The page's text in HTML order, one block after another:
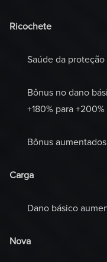
Ricochete
Saúde da
Bônus no dano
+180% para +200%
Bônus
Carga
Dano básico
Nova